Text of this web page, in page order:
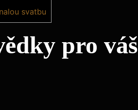
svatbu
pro váš